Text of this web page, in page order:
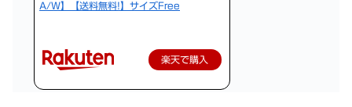
A/W】【送料無料!】サイズFree
楽天で購入